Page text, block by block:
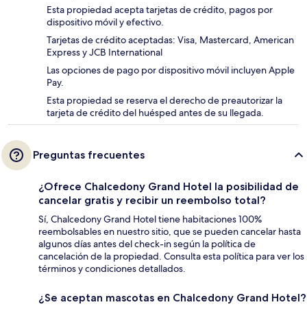
Esta propiedad acepta tarjetas de crédito, pagos por
dispositivo móvil y efectivo.
Tarjetas de crédito aceptadas: Visa, Mastercard, American
Express y JCB International
Las opciones de pago por dispositivo móvil incluyen Apple
Pay.
Esta propiedad se reserva el derecho de preautorizar la
tarjeta de crédito del huésped antes de su llegada.
Preguntas frecuentes
¿Ofrece Chalcedony Grand Hotel la posibilidad de
cancelar gratis y recibir un reembolso total?
Sí, Chalcedony Grand Hotel tiene habitaciones 100%
reembolsables en nuestro sitio, que se pueden cancelar hasta
algunos días antes del check-in según la política de
cancelación de la propiedad. Consulta esta política para ver los
términos y condiciones detallados.
¿Se aceptan mascotas en Chalcedony Grand Hotel?